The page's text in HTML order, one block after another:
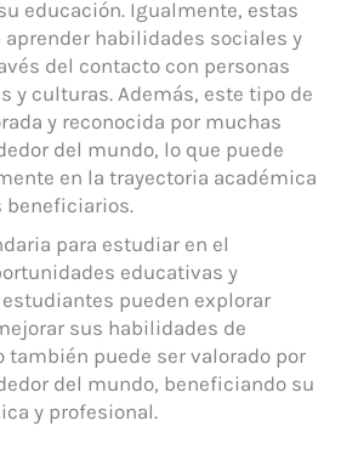
educación. Igualmente, estas
habilidades sociales y
del contacto con personas
y culturas. Además, este tipo de
y reconocida por muchas
del mundo, lo que puede
en la trayectoria académica
beneficiarios.
para estudiar en el
educativas y
pueden explorar
sus habilidades de
también puede ser valorado por
del mundo, beneficiando su
y profesional.